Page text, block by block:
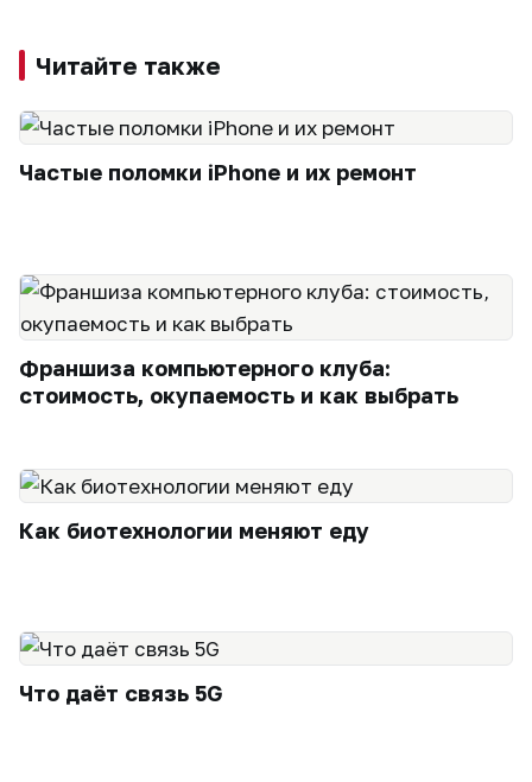
Читайте также
Частые поломки iPhone и их ремонт
Франшиза компьютерного клуба:
стоимость, окупаемость и как выбрать
Как биотехнологии меняют еду
Что даёт связь 5G